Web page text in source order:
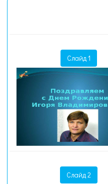
Слайд 1
Слайд 2